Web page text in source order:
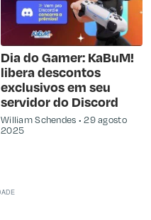
Dia do Gamer: KaBuM!
libera descontos
exclusivos em seu
servidor do Discord
William Schendes
29 agosto
2025